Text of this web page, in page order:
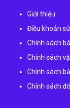
Giới thiệu
Điều khoản
Chính sách
Chính sách
Chính sách
Chính sách